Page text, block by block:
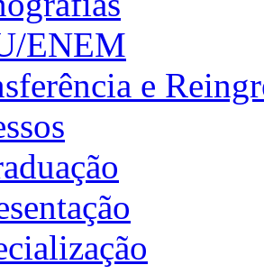
ENEM
e